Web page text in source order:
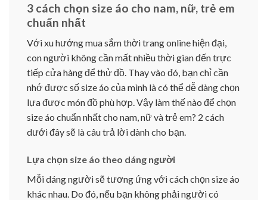
3 cách chọn size áo cho nam, nữ, trẻ em
chuẩn nhất
Với xu hướng mua sắm thời trang online hiện đại,
con người không cần mất nhiều thời gian đến trực
tiếp cửa hàng để thử đồ. Thay vào đó, bạn chỉ cần
nhớ được số size áo của mình là có thể dễ dàng chọn
lựa được món đồ phù hợp. Vậy làm thế nào để chọn
size áo chuẩn nhất cho nam, nữ và trẻ em? 2 cách
dưới đây sẽ là câu trả lời dành cho bạn.
Lựa chọn size áo theo dáng người
Mỗi dáng người sẽ tương ứng với cách chọn size áo
khác nhau. Do đó, nếu bạn không phải người có